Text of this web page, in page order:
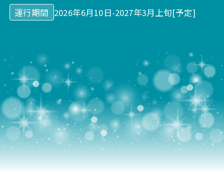
運行期間 2026年6月10日-2027年3月上旬[予定]